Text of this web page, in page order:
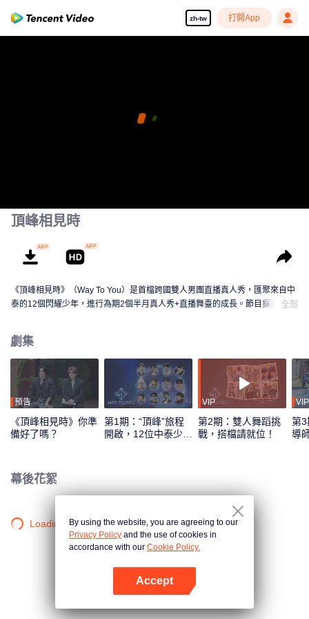
zh-tw 打開App
頂峰相見時
《頂峰相見時》（Way To You）是首檔跨國雙人男團直播真人秀，匯聚來自中
泰的12個閃耀少年，進行為期2個半月真人秀+直播舞臺的成長。節目摒棄傳統
將在全球舞臺上閃耀出道。
全部
劇集
預告
《頂峰相見時》你準
備好了嗎？
第1期：“頂峰”旅程
開啟，12位中泰少年
VIP
第2期：雙人舞蹈挑
戰，搭檔請就位！
VIP
第3
導
幕後花絮
Loading…By using the website, you are agreeing to our
Privacy Policy and the use of cookies in
accordance with our Cookie Policy.
Accept